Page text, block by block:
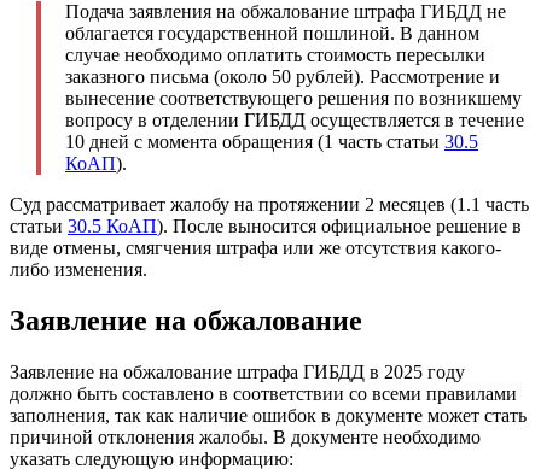
Подача заявления на обжалование штрафа ГИБДД не
облагается государственной пошлиной. В данном
случае необходимо оплатить стоимость пересылки
заказного письма (около 50 рублей). Рассмотрение и
вынесение соответствующего решения по возникшему
вопросу в отделении ГИБДД осуществляется в течение
10 дней с момента обращения (1 часть статьи 30.5
КоАП).
Суд рассматривает жалобу на протяжении 2 месяцев (1.1 часть
статьи 30.5 КоАП). После выносится официальное решение в
виде отмены, смягчения штрафа или же отсутствия какого-
либо изменения.
Заявление на обжалование
Заявление на обжалование штрафа ГИБДД в 2025 году
должно быть составлено в соответствии со всеми правилами
заполнения, так как наличие ошибок в документе может стать
причиной отклонения жалобы. В документе необходимо
указать следующую информацию: